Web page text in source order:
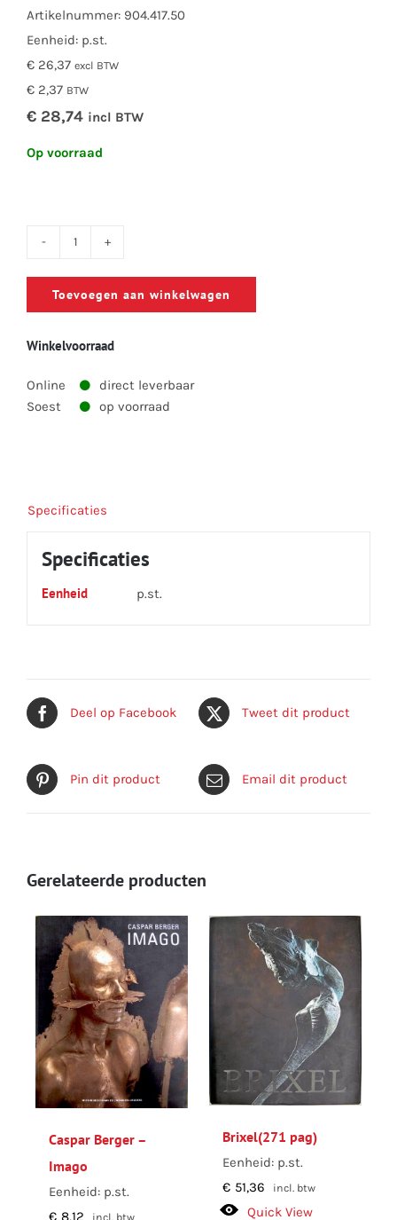
Artikelnummer: 904.417.50
Eenheid: p.st.
€ 26,37 excl BTW
€ 2,37 BTW
€ 28,74 incl BTW
Op voorraad
de
Greef
Toevoegen aan winkelwagen
Winkelvoorraad
Online
direct leverbaar
Soest
op voorraad
Specificaties
Specificaties
Eenheid p.st.
Deel op Facebook Tweet dit product
Pin dit product Email dit product
Gerelateerde producten
Caspar Berger –
Imago
Eenheid: p.st.
€ 8,12 incl. btw
Brixel(271 pag)
Eenheid: p.st.
€ 51,36 incl. btw
Quick View